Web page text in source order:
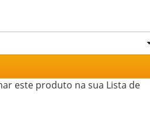
este produto na sua Lista de